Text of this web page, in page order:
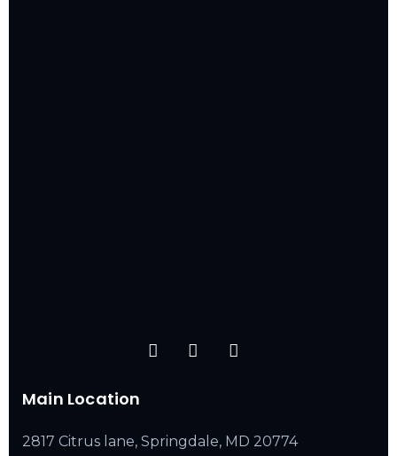
Main Location
2817 Citrus lane, Springdale, MD 20774